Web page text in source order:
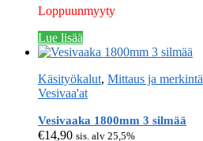
Loppuunmyyty
Lue lisää
Käsityökalut, Mittaus ja merkintä
Vesivaa'at
Vesivaaka 1800mm 3 silmää
€14,90 sis. alv 25,5%